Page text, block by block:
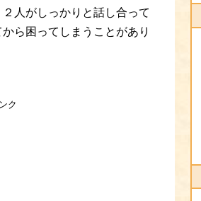
人がしっかりと話し合って
ら困ってしまうことがあり
ク